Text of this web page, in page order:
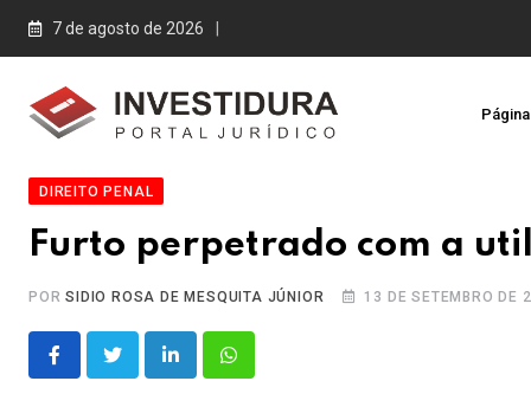
Skip
7 de agosto de 2026
DIREITO PENAL
Furto perpetrado com a
PORSIDIO ROSA DE MESQUITA JÚNIOR 13 DE SETEMBRO DE
LinkedInWhatsapp